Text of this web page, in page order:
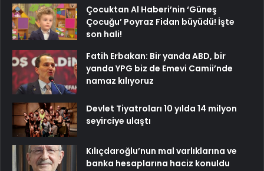
Çocuktan Al Haberi’nin ‘Güneş
Çocuğu’ Poyraz Fidan büyüdü! İşte
son hali!
Fatih Erbakan: Bir yanda ABD, bir
yanda YPG biz de Emevi Camii’nde
namaz kılıyoruz
Devlet Tiyatroları 10 yılda 14 milyon
seyirciye ulaştı
Kılıçdaroğlu’nun mal varlıklarına ve
banka hesaplarına haciz konuldu